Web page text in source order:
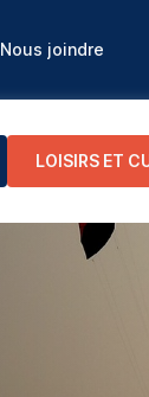
Nous joindre
LOISIRS ET